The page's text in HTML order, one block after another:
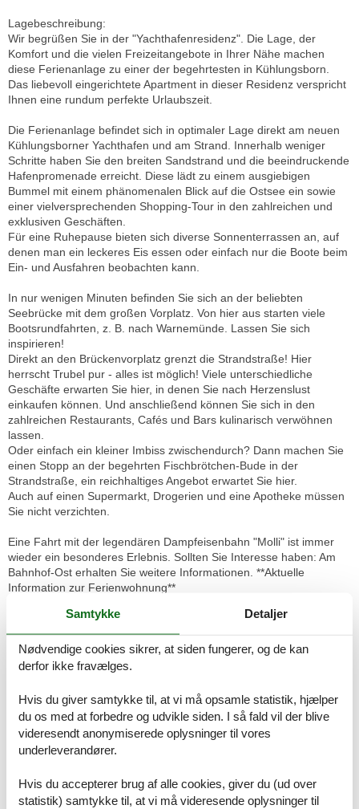
Lagebeschreibung:
Wir begrüßen Sie in der "Yachthafenresidenz". Die Lage, der
Komfort und die vielen Freizeitangebote in Ihrer Nähe machen
diese Ferienanlage zu einer der begehrtesten in Kühlungsborn.
Das liebevoll eingerichtete Apartment in dieser Residenz verspricht
Ihnen eine rundum perfekte Urlaubszeit.
Die Ferienanlage befindet sich in optimaler Lage direkt am neuen
Kühlungsborner Yachthafen und am Strand. Innerhalb weniger
Schritte haben Sie den breiten Sandstrand und die beeindruckende
Hafenpromenade erreicht. Diese lädt zu einem ausgiebigen
Bummel mit einem phänomenalen Blick auf die Ostsee ein sowie
einer vielversprechenden Shopping-Tour in den zahlreichen und
exklusiven Geschäften.
Für eine Ruhepause bieten sich diverse Sonnenterrassen an, auf
denen man ein leckeres Eis essen oder einfach nur die Boote beim
Ein- und Ausfahren beobachten kann.
In nur wenigen Minuten befinden Sie sich an der beliebten
Seebrücke mit dem großen Vorplatz. Von hier aus starten viele
Bootsrundfahrten, z. B. nach Warnemünde. Lassen Sie sich
inspirieren!
Direkt an den Brückenvorplatz grenzt die Strandstraße! Hier
herrscht Trubel pur - alles ist möglich! Viele unterschiedliche
Geschäfte erwarten Sie hier, in denen Sie nach Herzenslust
einkaufen können. Und anschließend können Sie sich in den
zahlreichen Restaurants, Cafés und Bars kulinarisch verwöhnen
lassen.
Oder einfach ein kleiner Imbiss zwischendurch? Dann machen Sie
einen Stopp an der begehrten Fischbrötchen-Bude in der
Strandstraße, ein reichhaltiges Angebot erwartet Sie hier.
Auch auf einen Supermarkt, Drogerien und eine Apotheke müssen
Sie nicht verzichten.
Eine Fahrt mit der legendären Dampfeisenbahn "Molli" ist immer
wieder ein besonderes Erlebnis. Sollten Sie Interesse haben: Am
Bahnhof-Ost erhalten Sie weitere Informationen. **Aktuelle
Information zur Ferienwohnung**
Straßenseite Baumaßnahmen in der Fertigstellung befinden.
Gelegentlich kann es zu vorübergehenden Beeinträchtigungen
durch die Geräuschkulisse kommen.
Ihre Auszeit beginnt...
in einem Wärme und Komfort ausstrahlenden 2-Zimmer-
Apartment. Es verfügt über 38 qm Wohnfläche und bietet bis zu 4
Personen Platz für einen gelungen Urlaub.
Das Sofa ist ausziehbar und bietet 2 Personen einen gemütlichen
Schlafplatz für die Nacht. Ein Flachbildschirm-TV-Gerät und ein CD-
Samtykke Detaljer
Nødvendige cookies sikrer, at siden fungerer, og de kan
derfor ikke fravælges.
Hvis du giver samtykke til, at vi må opsamle statistik, hjælper
du os med at forbedre og udvikle siden. I så fald vil der blive
videresendt anonymiserede oplysninger til vores
underleverandører.
Hvis du accepterer brug af alle cookies, giver du (ud over
statistik) samtykke til, at vi må videresende oplysninger til